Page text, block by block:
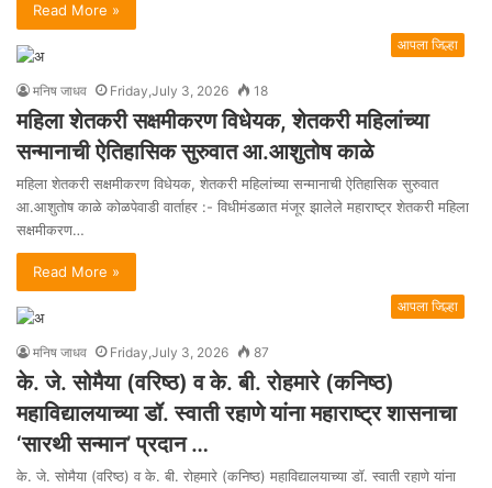
Read More »
आपला जिल्हा
मनिष जाधव Friday,July 3, 2026 18
महिला शेतकरी सक्षमीकरण विधेयक, शेतकरी महिलांच्या
सन्मानाची ऐतिहासिक सुरुवात आ.आशुतोष काळे
महिला शेतकरी सक्षमीकरण विधेयक, शेतकरी महिलांच्या सन्मानाची ऐतिहासिक सुरुवात
आ.आशुतोष काळे कोळपेवाडी वार्ताहर :- विधीमंडळात मंजूर झालेले महाराष्ट्र शेतकरी महिला
सक्षमीकरण…
Read More »
आपला जिल्हा
मनिष जाधव Friday,July 3, 2026 87
के. जे. सोमैया (वरिष्ठ) व के. बी. रोहमारे (कनिष्ठ)
महाविद्यालयाच्या डॉ. स्वाती रहाणे यांना महाराष्ट्र शासनाचा
‘सारथी सन्मान’ प्रदान …
के. जे. सोमैया (वरिष्ठ) व के. बी. रोहमारे (कनिष्ठ) महाविद्यालयाच्या डॉ. स्वाती रहाणे यांना